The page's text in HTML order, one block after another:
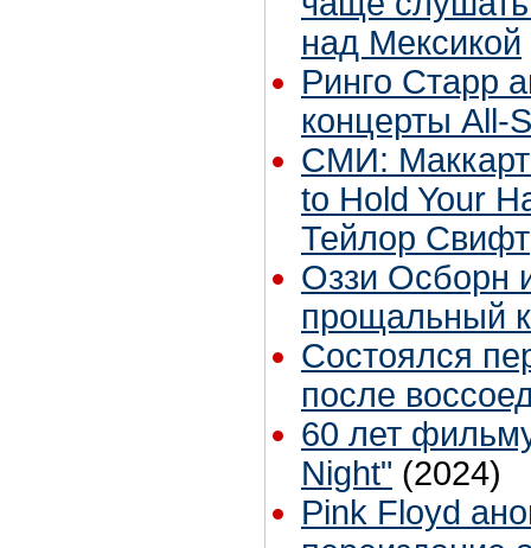
над Мексикой
Ринго Старр
концерты All-
СМИ:
to Hold Your
Тейлор Свифт
Оззи Осборн
прощальный
Состоялся
после
60 лет
Night" (2024)
Pink Floyd